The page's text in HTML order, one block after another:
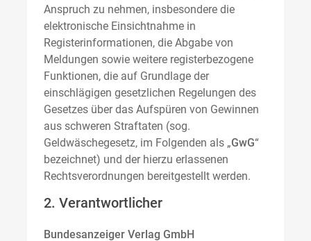
Anspruch zu nehmen, insbesondere die
elektronische Einsichtnahme in
Registerinformationen, die Abgabe von
Meldungen sowie weitere registerbezogene
Funktionen, die auf Grundlage der
einschlägigen gesetzlichen Regelungen des
Gesetzes über das Aufspüren von Gewinnen
aus schweren Straftaten (sog.
Geldwäschegesetz, im Folgenden als „GwG“
bezeichnet) und der hierzu erlassenen
Rechtsverordnungen bereitgestellt werden.
2. Verantwortlicher
Bundesanzeiger Verlag GmbH